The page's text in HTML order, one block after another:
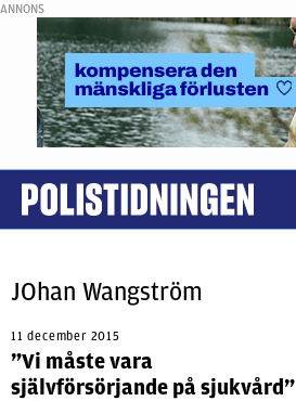
ANNONS
JOhan Wangström
11 december 2015
”Vi måste vara
självförsörjande på sjukvård”